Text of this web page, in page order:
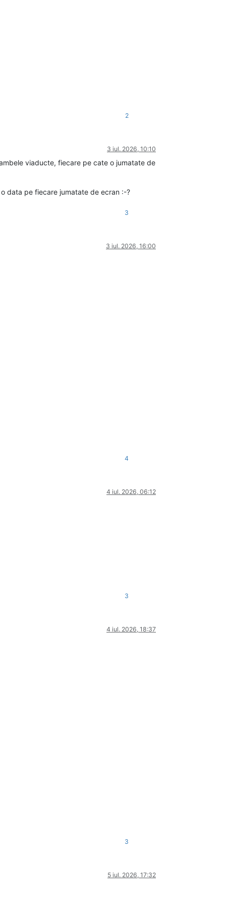
2
3 iul. 2026, 10:10
viaducte, fiecare pe cate o jumatate de
data pe fiecare jumatate de ecran :-?
3
3 iul. 2026, 16:00
4
4 iul. 2026, 06:12
3
4 iul. 2026, 18:37
3
5 iul. 2026, 17:32